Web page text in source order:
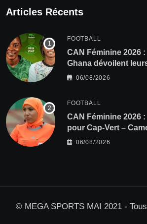
Articles Récents
FOOTBALL
‎CAN Féminine 2026
Ghana dévoilent
06/08/2026
FOOTBALL
‎CAN Féminine 2026
pour Cap-Vert –
06/08/2026
© MEGA SPORTS MAI 2021 -